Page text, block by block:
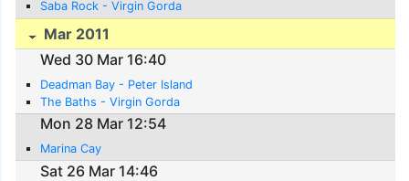
Saba Rock - Virgin Gorda
Mar 2011
Wed 30 Mar 16:40
Deadman Bay - Peter Island
The Baths - Virgin Gorda
Mon 28 Mar 12:54
Marina Cay
Sat 26 Mar 14:46